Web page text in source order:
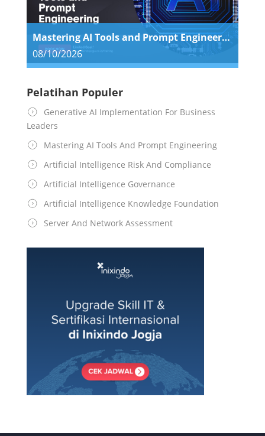
Mastering AI Tools and Prompt Engineering
08/10/2026
Pelatihan Populer
Generative AI Implementation For Business
Leaders
Mastering AI Tools And Prompt Engineering
Artificial Intelligence Risk And Compliance
Artificial Intelligence Governance
Artificial Intelligence Knowledge Foundation
Server And Network Assessment